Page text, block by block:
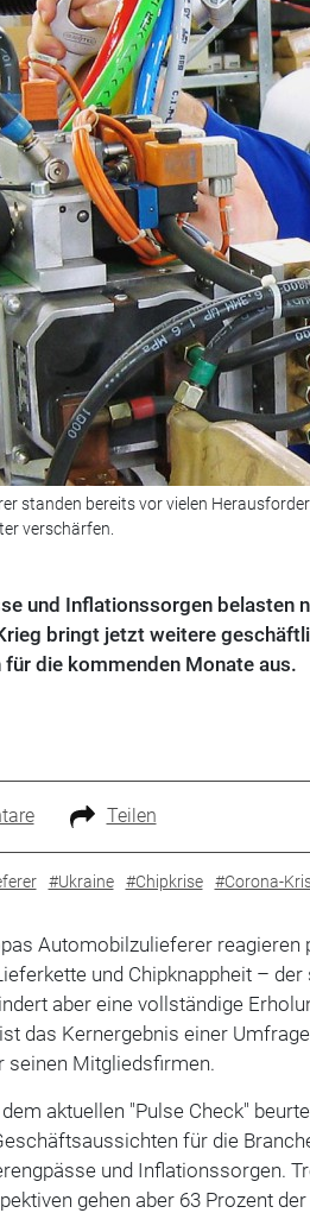
standen bereits vor vielen
verschärfen.
und Inflationssorgen belasten
bringt jetzt weitere
für die kommenden Monate aus.
Teilen
#Ukraine #Chipkrise #Corona-
Automobilzulieferer reagieren
und Chipknappheit –
aber eine vollständige
das Kernergebnis einer
seinen Mitgliedsfirmen.
aktuellen "Pulse Check"
für die
und Inflationssorgen.
gehen aber 63 Prozent